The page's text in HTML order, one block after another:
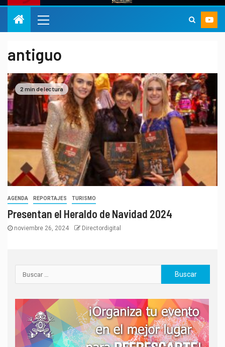
antiguo
2 min de lectura
AGENDA REPORTAJES TURISMO
Presentan el Heraldo de Navidad 2024
noviembre 26, 2024 Directordigital